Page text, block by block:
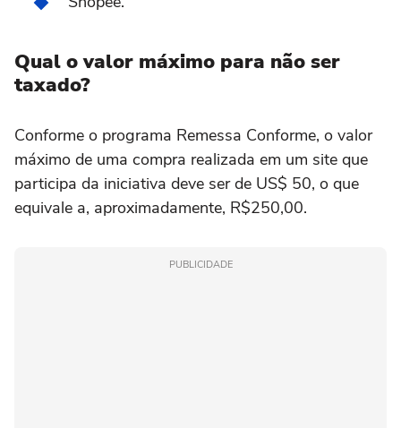
Qual o valor máximo para não ser
taxado?
Conforme o programa Remessa Conforme, o valor
máximo de uma compra realizada em um site que
participa da iniciativa deve ser de US$ 50, o que
equivale a, aproximadamente, R$250,00.
PUBLICIDADE